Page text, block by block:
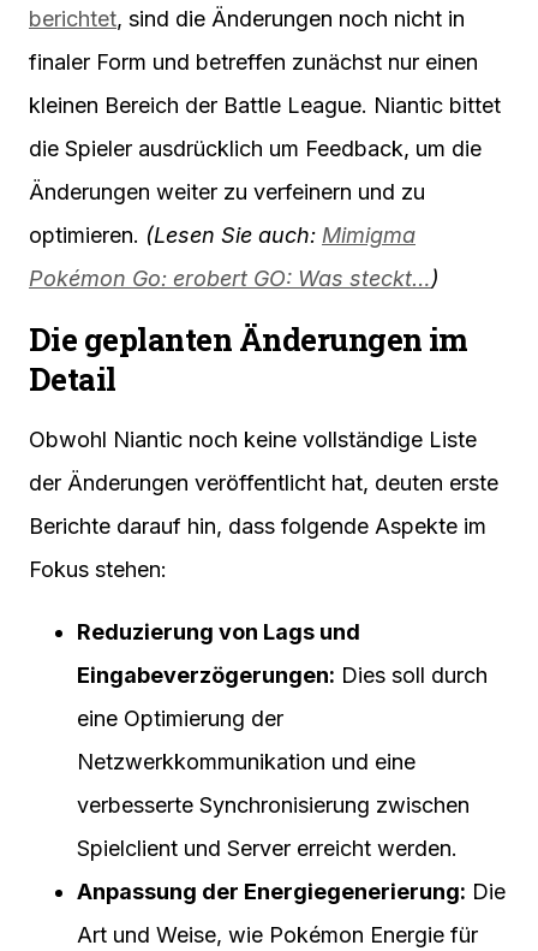
berichtet, sind die Änderungen noch nicht in
finaler Form und betreffen zunächst nur einen
kleinen Bereich der Battle League. Niantic bittet
die Spieler ausdrücklich um Feedback, um die
Änderungen weiter zu verfeinern und zu
optimieren. (Lesen Sie auch: Mimigma
Pokémon Go: erobert GO: Was steckt…)
Die geplanten Änderungen im
Detail
Obwohl Niantic noch keine vollständige Liste
der Änderungen veröffentlicht hat, deuten erste
Berichte darauf hin, dass folgende Aspekte im
Fokus stehen:
Reduzierung von Lags und
Eingabeverzögerungen: Dies soll durch
eine Optimierung der
Netzwerkkommunikation und eine
verbesserte Synchronisierung zwischen
Spielclient und Server erreicht werden.
Anpassung der Energiegenerierung: Die
Art und Weise, wie Pokémon Energie für